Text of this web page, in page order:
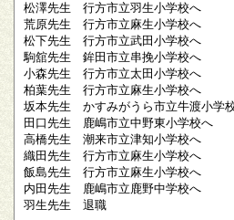
松澤先生 行方市立羽生小学校へ
荒原先生 行方市立麻生小学校へ
松下先生 行方市立武田小学校へ
駒舘先生 鉾田市立串挽小学校へ
小森先生 行方市立太田小学校へ
柏葉先生 行方市立麻生小学校へ
坂本先生 かすみがうら市立牛渡小学
田口先生 鹿嶋市立中野東小学校へ
高橋先生 潮来市立津知小学校へ
織田先生 行方市立麻生小学校へ
飯島先生 行方市立麻生小学校へ
内田先生 鹿嶋市立鹿野中学校へ
羽生先生 退職